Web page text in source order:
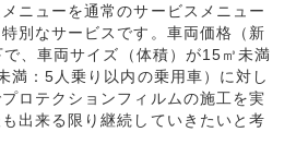
ニューを通常のサービスメニュー
別なサービスです。車両価格（新
、車両サイズ（体積）が15㎥未満
満：5人乗り以内の乗用車）に対し
ロテクションフィルムの施工を実
出来る限り継続していきたいと考